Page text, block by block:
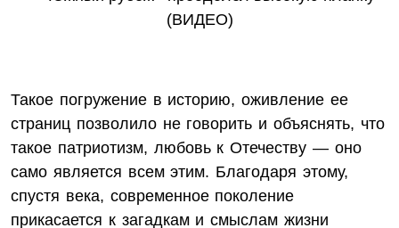
Такое погружение в историю, оживление ее
страниц позволило не говорить и объяснять, что
такое патриотизм, любовь к Отечеству — оно
само является всем этим. Благодаря этому,
спустя века, современное поколение
прикасается к загадкам и смыслам жизни